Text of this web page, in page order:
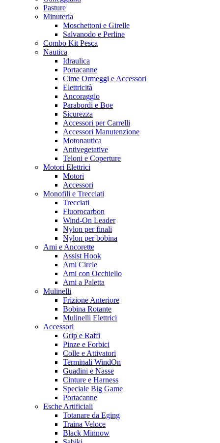
Pasture
Minuteria
Moschettoni e Girelle
Salvanodo e Perline
Combo Kit Pesca
Nautica
Idraulica
Portacanne
Cime Ormeggi e Accessori
Elettricità
Ancoraggio
Parabordi e Boe
Sicurezza
Accessori per Carrelli
Accessori Manutenzione
Motonautica
Antivegetative
Teloni e Coperture
Motori Elettrici
Motori
Accessori
Monofili e Trecciati
Trecciati
Fluorocarbon
Wind-On Leader
Nylon per finali
Nylon per bobina
Ami e Ancorette
Assist Hook
Ami Circle
Ami con Occhiello
Ami a Paletta
Mulinelli
Frizione Anteriore
Bobina Rotante
Mulinelli Elettrici
Accessori
Grip e Raffi
Pinze e Forbici
Colle e Attivatori
Terminali WindOn
Guadini e Nasse
Cinture e Harness
Speciale Big Game
Portacanne
Esche Artificiali
Totanare da Eging
Traina Veloce
Black Minnow